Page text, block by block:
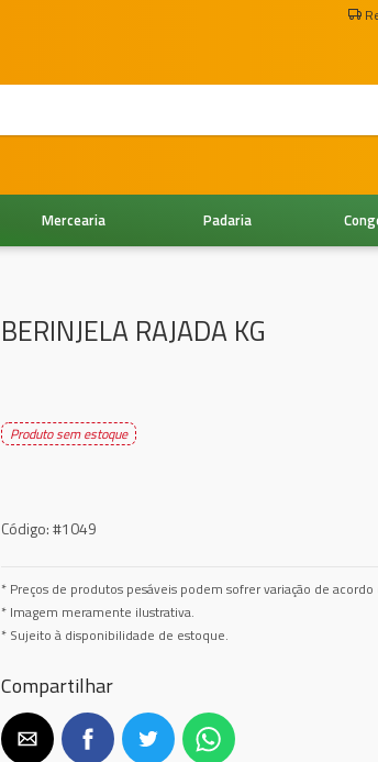
Padaria
Mercearia
BERINJELA RAJADA KG
Produto sem estoque
Código:#1049
* Preços de produtos pesáveis podem sofrer variação de
* Imagem meramente ilustrativa.
* Sujeito à disponibilidade de estoque.
Compartilhar